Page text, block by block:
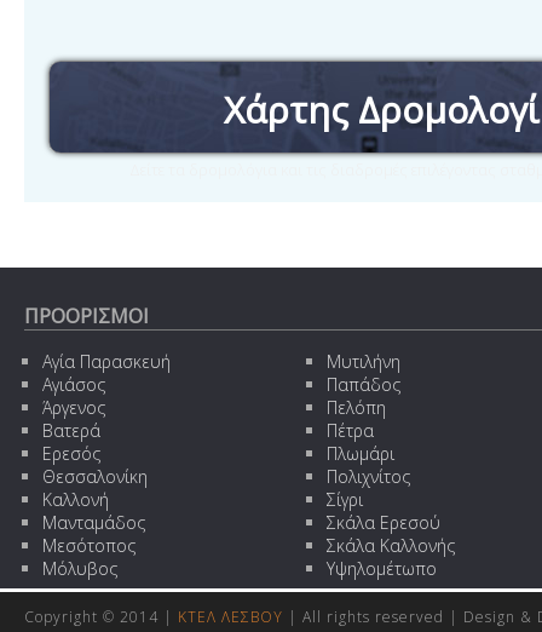
Χάρτης
ΠΡΟΟΡΙΣΜΟΙ
Αγία Παρασκευή
Αγιάσος
Άργενος
Βατερά
Ερεσός
Θεσσαλονίκη
Καλλονή
Μανταμάδος
Μεσότοπος
Μόλυβος
Μυτιλήνη
Παπάδος
Πελόπη
Πέτρα
Πλωμάρι
Πολιχνίτος
Σίγρι
Σκάλα Ερεσού
Σκάλα Καλλονής
Υψηλομέτωπο
Copyright © 2014 | ΚΤΕΛ ΛΕΣΒΟΥ | All rights reserved | Design &